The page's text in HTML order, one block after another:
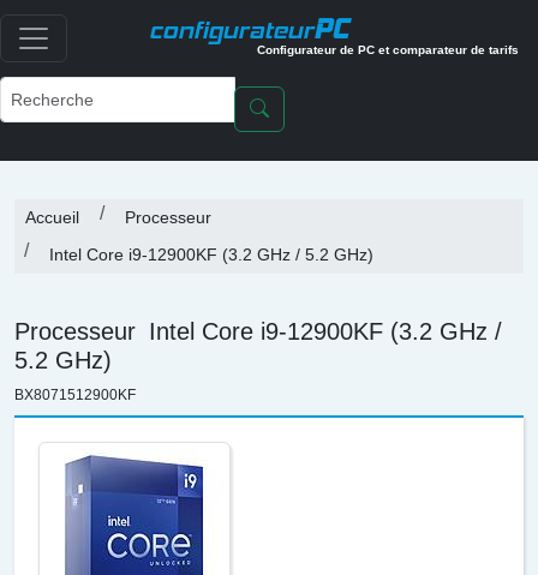
configurateurPC
Configurateur de PC et comparateur de tarifs
Accueil
Processeur
Intel Core i9-12900KF (3.2 GHz / 5.2 GHz)
Processeur Intel Core i9-12900KF (3.2 GHz /
5.2 GHz)
BX8071512900KF